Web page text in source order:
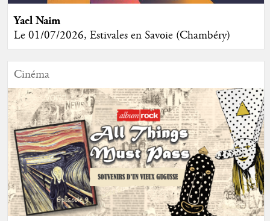
Yael Naim
Le 01/07/2026, Estivales en Savoie (Chambéry)
Cinéma